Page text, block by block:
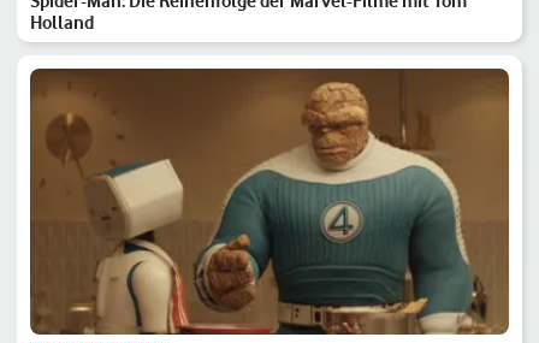
Holland